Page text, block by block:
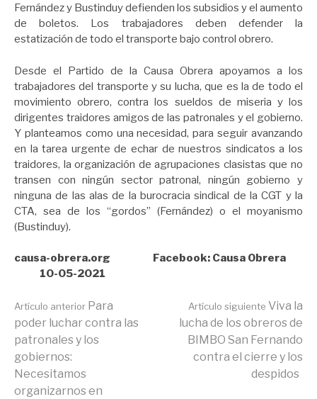
Fernández y Bustinduy defienden los subsidios y el aumento
de boletos. Los trabajadores deben defender la
estatización de todo el transporte bajo control obrero.
Desde el Partido de la Causa Obrera apoyamos a los
trabajadores del transporte y su lucha, que es la de todo el
movimiento obrero, contra los sueldos de miseria y los
dirigentes traidores amigos de las patronales y el gobierno.
Y planteamos como una necesidad, para seguir avanzando
en la tarea urgente de echar de nuestros sindicatos a los
traidores, la organización de agrupaciones clasistas que no
transen con ningún sector patronal, ningún gobierno y
ninguna de las alas de la burocracia sindical de la CGT y la
CTA, sea de los “gordos” (Fernández) o el moyanismo
(Bustinduy).
causa-obrera.org Facebook: Causa Obrera
10-05-2021
Seguir
leyendo
Artículo anterior Para
poder luchar contra las
patronales y los
gobiernos:
Necesitamos
organizarnos en
Artículo siguiente Viva la
lucha de los obreros de
BIMBO San Fernando
contra el cierre y los
despidos